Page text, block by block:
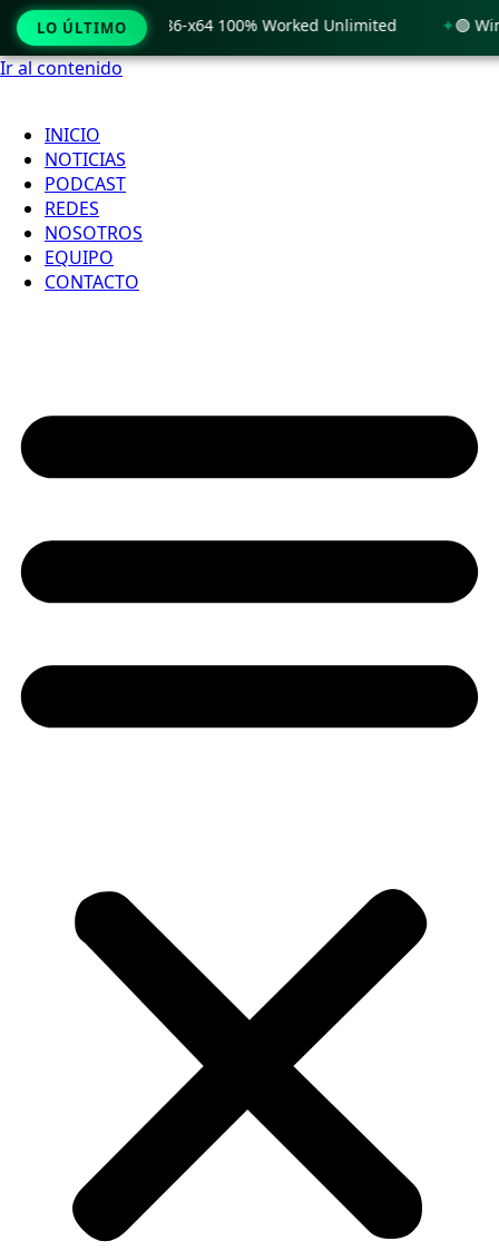
Ir al contenido
INICIO
NOTICIAS
PODCAST
REDES
NOSOTROS
EQUIPO
CONTACTO
LO ÚLTIMO
11 x86-x64 100% Worked Unlimited 🟢 WinRAR